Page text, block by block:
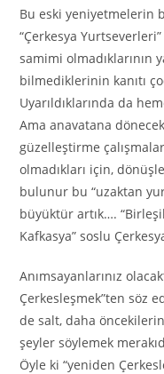
Bu eski yeniyetmelerin
“Çerkesya
samimi olmadıklarının
bilmediklerinin kanıtı
Uyarıldıklarında da
Ama anavatana
güzelleştirme
olmadıkları için,
bulunur bu “uzaktan
büyüktür artık….
Kafkasya” soslu
Anımsayanlarınız
Çerkesleşmek”ten söz
de salt, daha
şeyler söylemek
Öyle ki “yeniden